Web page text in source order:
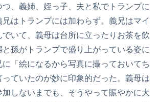
つ、義姉、姪っ子、夫と私でトランプに
はトランプには加わらず。義兄はマイ
いて、義母は台所に立ったりお茶を飲
と孫がトランプで盛り上がっている姿に
「絵になるから写真に撮っておいてち
っていたのが妙に印象的だった。義母は
加しないまでも、そうやって賑やかに大